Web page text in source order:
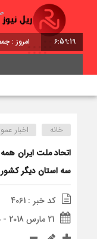
6:59:20 امروز : جمعه, ۱۶
خانه اخبار
اتحاد ملت ایران
سه استان دیگر
کد خبر : 4061
21 مارس 2018 - 16:05